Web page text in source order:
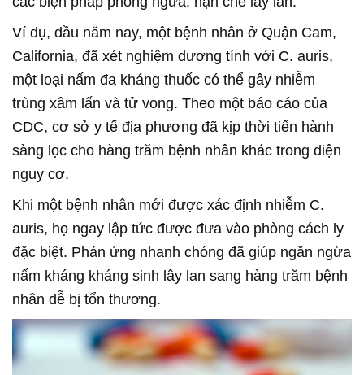
Ví dụ, đầu năm nay, một bệnh nhân ở Quận Cam,
California, đã xét nghiệm dương tính với C. auris,
một loại nấm đa kháng thuốc có thể gây nhiễm
trùng xâm lấn và tử vong. Theo một báo cáo của
CDC, cơ sở y tế địa phương đã kịp thời tiến hành
sàng lọc cho hàng trăm bệnh nhân khác trong diện
nguy cơ.
Khi một bệnh nhân mới được xác định nhiễm C.
auris, họ ngay lập tức được đưa vào phòng cách ly
đặc biệt. Phản ứng nhanh chóng đã giúp ngăn ngừa
nấm kháng kháng sinh lây lan sang hàng trăm bệnh
nhân dễ bị tổn thương.